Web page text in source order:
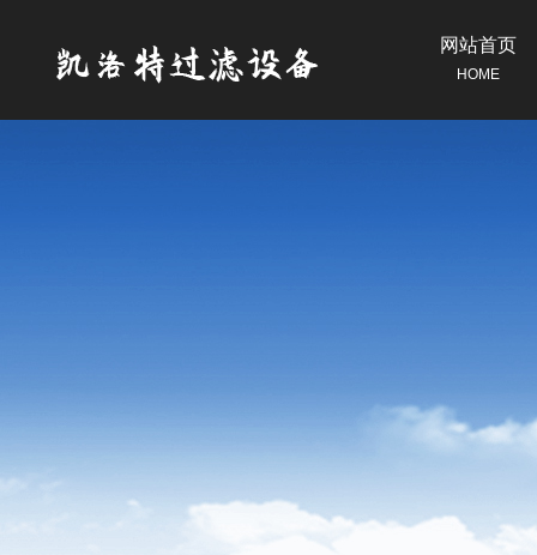
网站首页
HOME